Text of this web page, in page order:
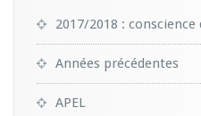
2017/2018 :
Années précédentes
APEL